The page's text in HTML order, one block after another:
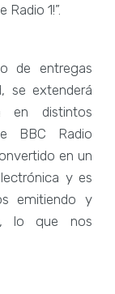
1!”.
de entregas
se extenderá
en distintos
BBC Radio
en un
y es
emitiendo y
lo que nos